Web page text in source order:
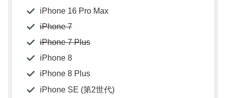
iPhone 16 Pro Max
iPhone 7
iPhone 7 Plus
iPhone 8
iPhone 8 Plus
iPhone SE (第2世代)